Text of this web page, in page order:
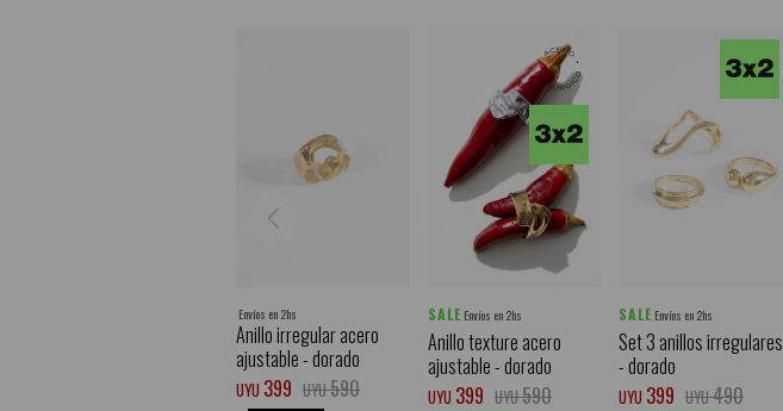
Envíos en 2hs
Anillo irregular acero
ajustable - dorado
UYU 399 UYU590
SALE Envíos en 2hs
Anillo texture acero
ajustable - dorado
UYU 399 UYU590
SALE Envíos en 2hs
Set 3 anillos irregulares
- dorado
UYU 399 UYU490